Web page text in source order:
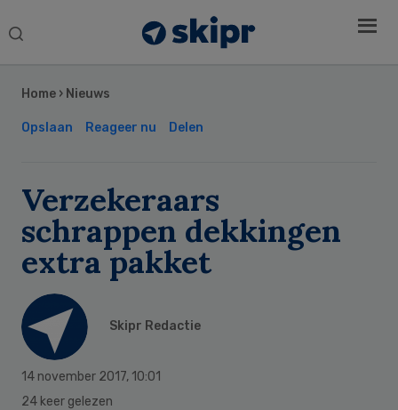
Search
Home › Nieuws
Opslaan Reageer nu Delen
Verzekeraars
schrappen dekkingen
extra pakket
Skipr Redactie
14 november 2017, 10:01
24 keer gelezen
Sidebar